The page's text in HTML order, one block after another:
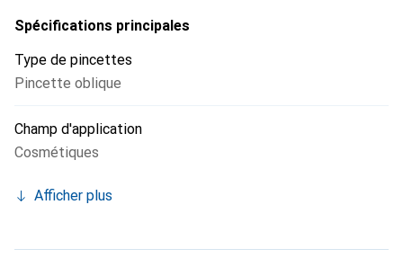
Spécifications principales
Type de pincettes
Pincette oblique
Champ d'application
Cosmétiques
Afficher plus